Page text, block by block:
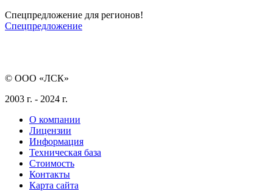
Спецпредложение для регионов!
Спецпредложение
© ООО «ЛСК»
2003 г. - 2024 г.
О компании
Лицензии
Информация
Техническая база
Стоимость
Контакты
Карта сайта